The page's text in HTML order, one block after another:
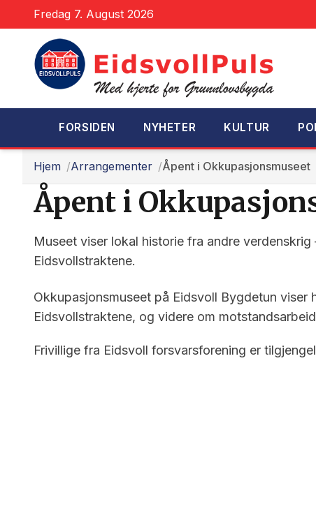
Fredag 7. August 2026
FORSIDEN NYHETER KULTUR
Hjem Arrangementer Åpent i Okkupasjonsmuseet
Åpent i
Museet viser lokal historie fra andre
Eidsvollstraktene.
Okkupasjonsmuseet på Eidsvoll Bygdetun
Eidsvollstraktene, og videre om
Frivillige fra Eidsvoll forsvarsforening er